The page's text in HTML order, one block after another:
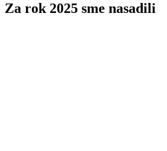
Za rok 2025 sme nasadili